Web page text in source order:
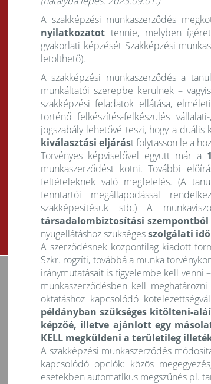
A szakképzési munkaszerződés
nyilatkozatot tennie, melyben
gyakorlati képzését Szakképzési
letölthető).
A szakképzési munkaszerződés a
munkáltatói szerepbe kerülnek – vagyis
szakképzési feladatok ellátása,
történő felkészítés-felkészülés
jogszabály lehetővé teszi, hogy a
kiválasztási eljárást folytasson le a
Törvényes képviselővel együtt már a
munkaszerződést kötni. További
feltételeknek való megfelelés. (A
fenntartói megállapodással
szakképesítésük stb.) A
társadalombiztosítási szempontból
nyugellátáshoz szükségesszolgálati idő
A szerződésnek központilag kiadott
Szkr. rögzíti, továbbá a munka
iránymutatásait is figyelembe kell venni
munkaszerződésben kell
oktatáshoz kapcsolódó
példányban szükséges kitölteni-
képzőé, illetve ajánlott egy
KELL megküldeni a területileg
A szakképzési munkaszerződés
kapcsolódó opciók: közös
esetekben automatikus megszűnés pl.